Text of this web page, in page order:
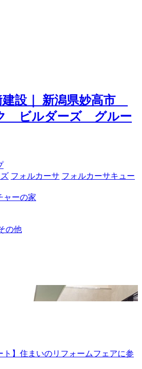
フォルカーサ フォルカーサキュー
ャーの家
の他
ト】住まいのリフォームフェアに参